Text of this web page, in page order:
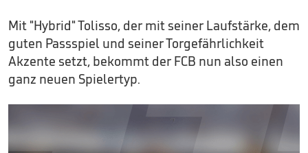
Mit "Hybrid" Tolisso, der mit seiner Laufstärke, dem
guten Passspiel und seiner Torgefährlichkeit
Akzente setzt, bekommt der FCB nun also einen
ganz neuen Spielertyp.